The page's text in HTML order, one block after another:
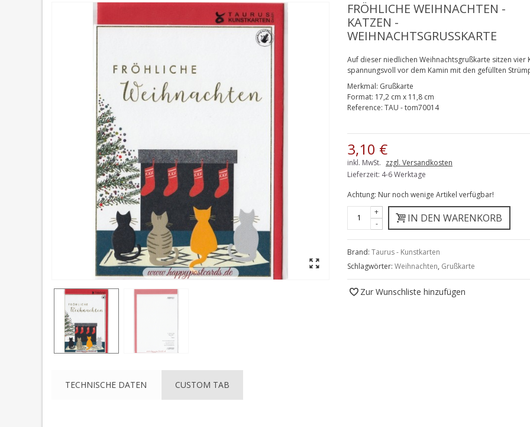
FRÖHLICHE WEIHNACHTEN -
KATZEN -
WEIHNACHTSGRUSSKARTE
Auf dieser niedlichen Weihnachtsgrußkarte sitzen vier
spannungsvoll vor dem Kamin mit den gefüllten
Merkmal: Grußkarte
Format: 17,2 cm x 11,8 cm
Reference: TAU - tom70014
3,10 €
inkl. MwSt. zzgl. Versandkosten
Lieferzeit: 4-6 Werktage
Achtung: Nur noch wenige Artikel verfügbar!
-
+ IN DEN WARENKORB
Brand: Taurus - Kunstkarten
Schlagwörter: Weihnachten, Grußkarte
Zur Wunschliste hinzufügen
TECHNISCHE DATEN CUSTOM TAB